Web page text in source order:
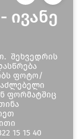
ივანე
შეხვედრის
ფოტო/
ფორმატშიც
15 15 40